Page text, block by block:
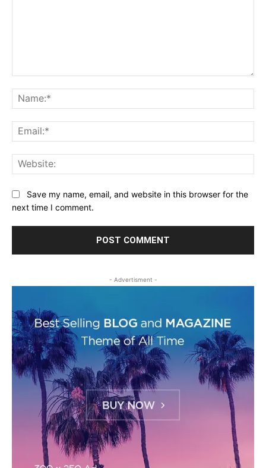
Save my name, email, and website in this browser for the
next time I comment.
- Advertisment -